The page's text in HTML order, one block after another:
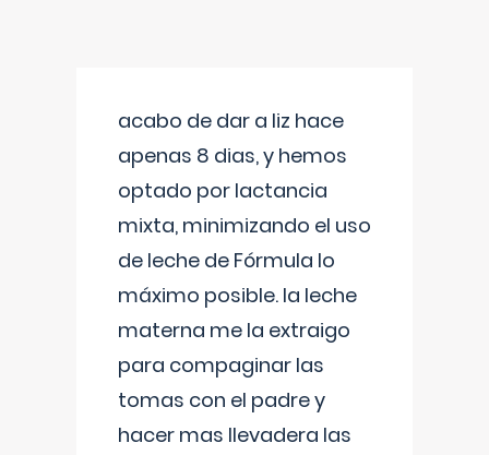
acabo de dar a liz hace
apenas 8 dias, y hemos
optado por lactancia
mixta, minimizando el uso
de leche de Fórmula lo
máximo posible. la leche
materna me la extraigo
para compaginar las
tomas con el padre y
hacer mas llevadera las